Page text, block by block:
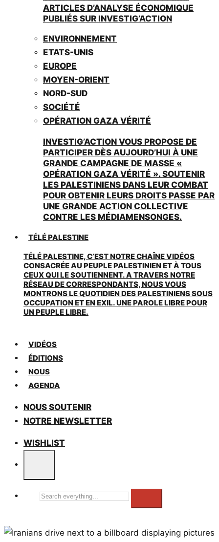
ARTICLES D’ANALYSE ÉCONOMIQUE
PUBLIÉS SUR INVESTIG’ACTION
ENVIRONNEMENT
ETATS-UNIS
EUROPE
MOYEN-ORIENT
NORD-SUD
SOCIÉTÉ
OPÉRATION GAZA VÉRITÉ
INVESTIG’ACTION VOUS PROPOSE DE
PARTICIPER DÈS AUJOURD’HUI À UNE
GRANDE CAMPAGNE DE MASSE «
OPÉRATION GAZA VÉRITÉ ». SOUTENIR
LES PALESTINIENS DANS LEUR COMBAT
POUR OBTENIR LEURS DROITS PASSE PAR
UNE GRANDE ACTION COLLECTIVE
CONTRE LES MÉDIAMENSONGES.
TÉLÉ PALESTINE
TÉLÉ PALESTINE, C’EST NOTRE CHAÎNE VIDÉOS
CONSACRÉE AU PEUPLE PALESTINIEN ET À TOUS
CEUX QUI LE SOUTIENNENT. A TRAVERS NOTRE
RÉSEAU DE CORRESPONDANTS, NOUS VOUS
MONTRONS LE QUOTIDIEN DES PALESTINIENS SOUS
OCCUPATION ET EN EXIL. UNE PAROLE LIBRE POUR
UN PEUPLE LIBRE.
VIDÉOS
ÉDITIONS
NOUS
AGENDA
NOUS SOUTENIR
NOTRE NEWSLETTER
WISHLIST
Search